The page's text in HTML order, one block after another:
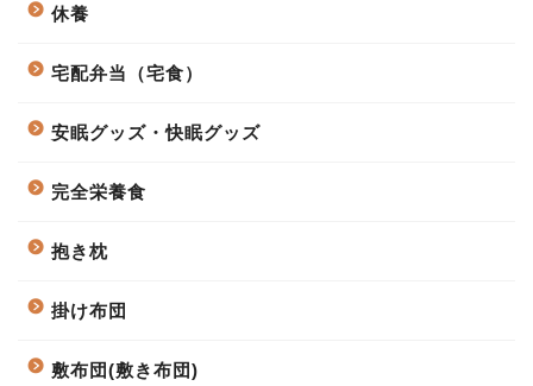
休養
宅配弁当（宅食）
安眠グッズ・快眠グッズ
完全栄養食
抱き枕
掛け布団
敷布団(敷き布団)